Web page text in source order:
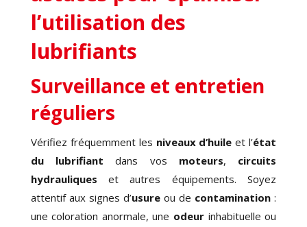
l’utilisation des
lubrifiants
Surveillance et entretien
réguliers
Vérifiez fréquemment les niveaux d’huile et l’état
du lubrifiant dans vos moteurs, circuits
hydrauliques et autres équipements. Soyez
attentif aux signes d’usureou de contamination :
une coloration anormale, une odeur inhabituelle ou